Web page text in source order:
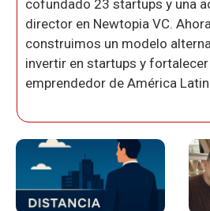
cofundado 23 startups y una
director en Newtopia VC.
construimos un modelo
invertir en startups y
emprendedor de América